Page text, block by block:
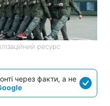
ресурс
через факти, а не